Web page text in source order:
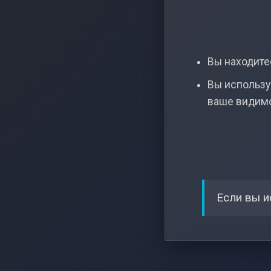
Вы
Вы
ваше
Если вы